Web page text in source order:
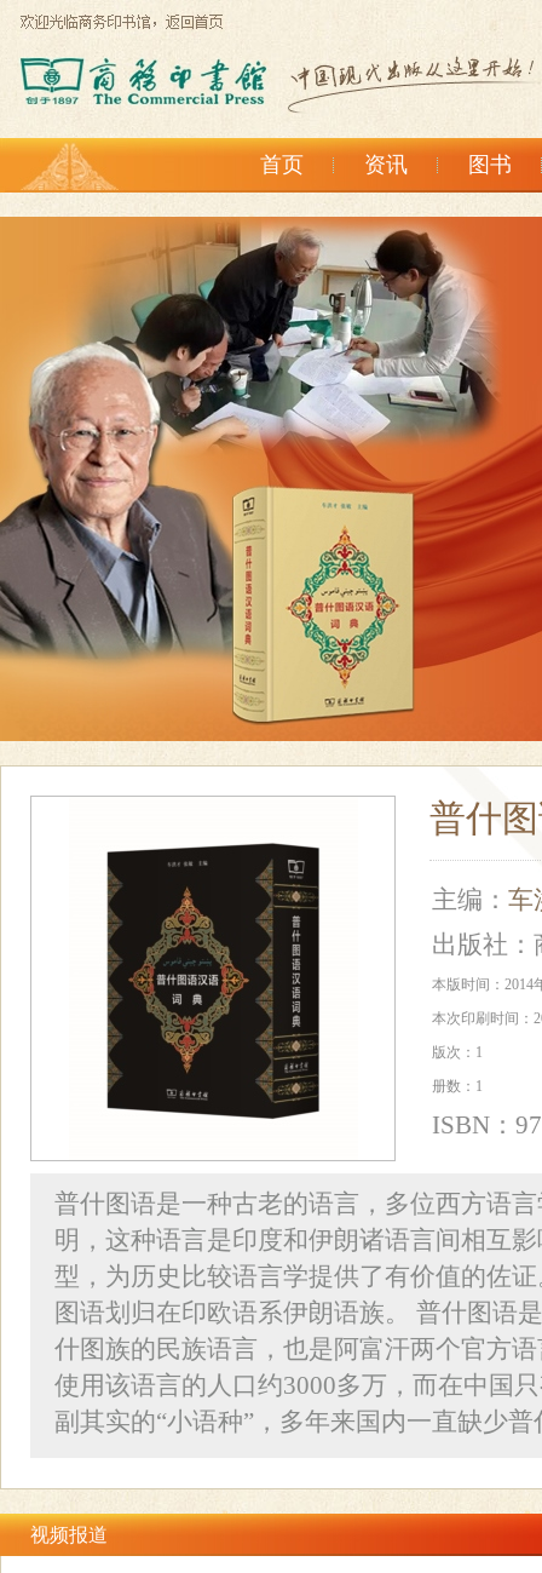
首页 资讯 图书
普什
主编： 车
出版社：
本版时间：2014
本次印刷时间：
版次：1
册数：1
ISBN：
普什图语是一种古老的语言，多位西方语
明，这种语言是印度和伊朗诸语言间相互
型，为历史比较语言学提供了有价值的佐
图语划归在印欧语系伊朗语族。 普什图语
什图族的民族语言，也是阿富汗两个官方
使用该语言的人口约3000多万，而在中国
副其实的“小语种”，多年来国内一直缺少普
视频报道